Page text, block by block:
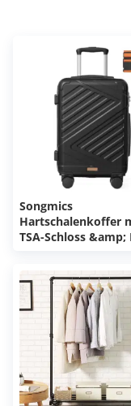
Songmics
Hartschalenkoffer
TSA-Schloss &amp;